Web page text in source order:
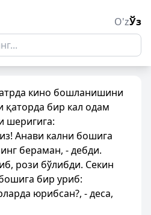
O'zЎз
кино бошланишини
қаторда бир кал одам
шеригига:
Анави кални бошига
бераман, - дебди.
рози бўлибди. Секин
бир уриб:
юрибсан?, - деса,